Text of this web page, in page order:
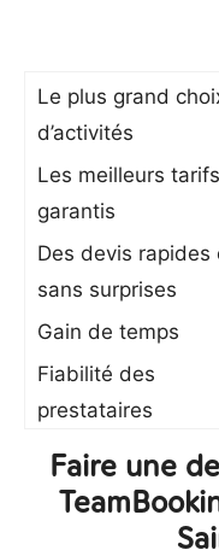
Le plus grand
d’activités
Les meilleurs tarifs
garantis
Des devis rapides
sans surprises
Gain de temps
Fiabilité des
prestataires
Faire une